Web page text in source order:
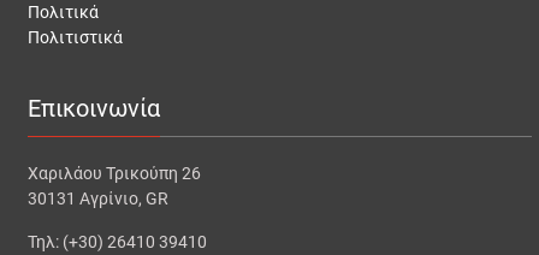
Πολιτικά
Πολιτιστικά
Επικοινωνία
Χαριλάου Τρικούπη 26
30131 Αγρίνιο, GR
Τηλ: (+30) 26410 39410